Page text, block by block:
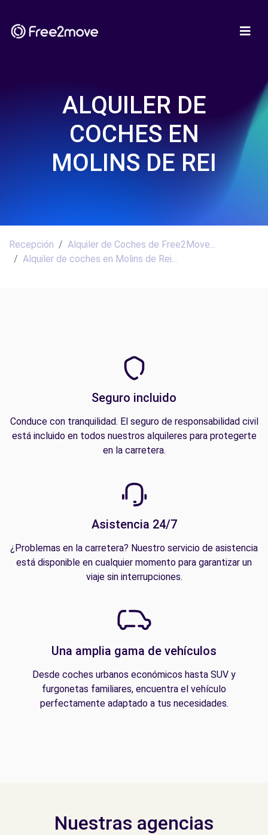
ALQUILER DE
COCHES EN
MOLINS DE REI
Recepción
Alquiler de Coches de Free2Move...
Alquiler de coches en Molins de Rei...
Seguro incluido
Conduce con tranquilidad. El seguro de responsabilidad civil
está incluido en todos nuestros alquileres para protegerte
en la carretera.
Asistencia 24/7
¿Problemas en la carretera? Nuestro servicio de asistencia
está disponible en cualquier momento para garantizar un
viaje sin interrupciones.
Una amplia gama de vehículos
Desde coches urbanos económicos hasta SUV y
furgonetas familiares, encuentra el vehículo
perfectamente adaptado a tus necesidades.
Nuestras agencias